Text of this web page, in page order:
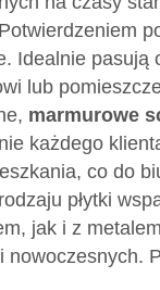
Idealnie pasują
lub
marmurowe
każdego
co do
płytki
jak i z